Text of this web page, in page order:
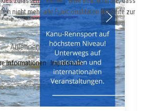
nicht mehr alle Funktionalitäten der Seite zur
Ablehnen
Informationen|Impressum